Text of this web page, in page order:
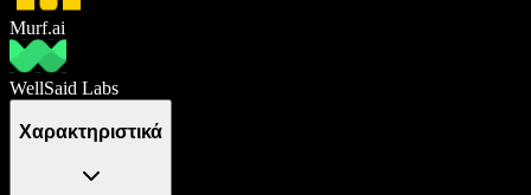
Murf.ai
WellSaid Labs
Χαρακτηριστικά